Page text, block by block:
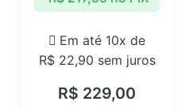
R$ 229,00
Em até 10x de
R$22,90 sem juros